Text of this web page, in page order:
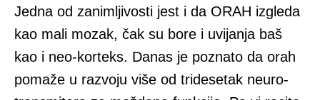
Jedna od zanimljivosti jest i da ORAH izgleda
kao mali mozak, čak su bore i uvijanja baš
kao i neo-korteks. Danas je poznato da orah
pomaže u razvoju više od tridesetak neuro-